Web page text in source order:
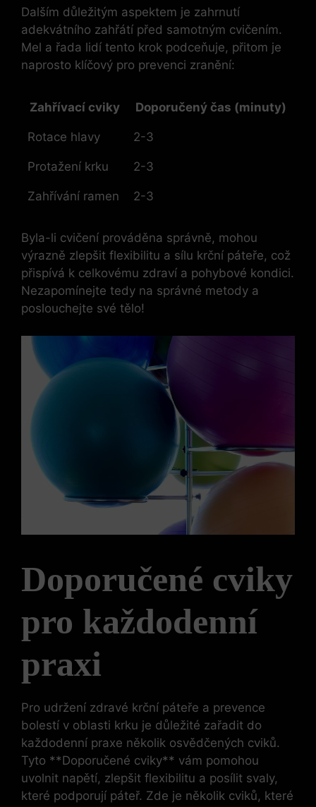
Dalším důležitým aspektem je zahrnutí
adekvátního zahřátí před ‌samotným cvičením.
Mel a řada lidí tento krok podceňuje,⁤ přitom ⁣je
⁤naprosto⁣ klíčový pro prevenci zranění:
Zahřívací ‍cviky Doporučený ⁢čas (minuty)
Rotace hlavy 2-3
Protažení ​krku 2-3
Zahřívání⁣ ramen 2-3
Byla-li cvičení prováděna správně, ⁣mohou
výrazně zlepšit⁢ flexibilitu a sílu​ krční páteře, což
přispívá ‍k celkovému zdraví a pohybové kondici.
Nezapomínejte tedy na správné metody a
poslouchejte své tělo!
Doporučené cviky
pro každodenní
praxi
Pro udržení zdravé krční páteře a⁢ prevence
bolestí v oblasti krku je důležité zařadit do
každodenní praxe několik osvědčených cviků.
⁢Tyto **Doporučené cviky** vám pomohou⁤
uvolnit napětí,​ zlepšit flexibilitu ‌a‌ posílit svaly,
které podporují páteř.‌ Zde je několik cviků, které